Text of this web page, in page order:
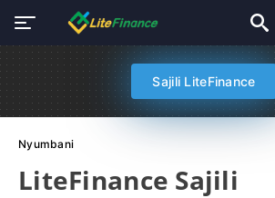
Sajili LiteFinance
Nyumbani
LiteFinance Sajili